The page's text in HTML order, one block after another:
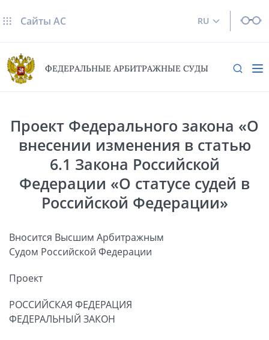
RU
Сайты AC
ФЕДЕРАЛЬНЫЕ АРБИТРАЖНЫЕ СУДЫ
Проект Федерального закона «О
внесении изменения в статью
6.1 Закона Российской
Федерации «О статусе судей в
Российской Федерации»
Вносится Высшим Арбитражным
Судом Российской Федерации
Проект
РОССИЙСКАЯ ФЕДЕРАЦИЯ
ФЕДЕРАЛЬНЫЙ ЗАКОН